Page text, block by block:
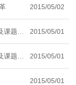
2015/05/02
活动 2015/05/01
活动 2015/05/01
2015/05/01